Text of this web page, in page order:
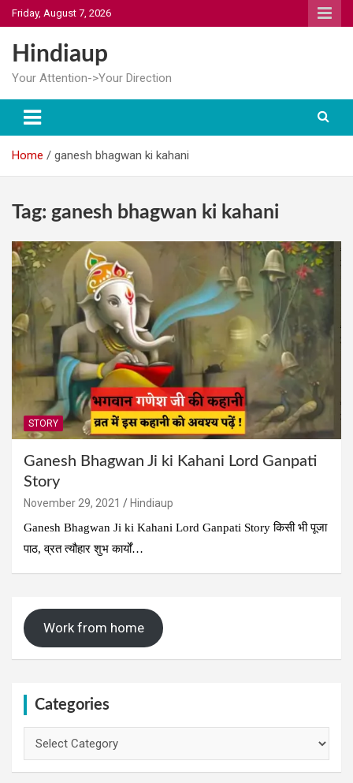
Skip
to
content
Friday, August 7, 2026
Hindiaup
Your Attention->Your Direction
Home ganesh bhagwan ki kahani
Tag: ganesh bhagwan ki kahani
STORY
Ganesh Bhagwan Ji ki Kahani Lord Ganpati
Story
November 29, 2021
Hindiaup
Ganesh Bhagwan Ji ki Kahani Lord Ganpati Story किसी भी पूजा
पाठ, व्रत त्यौहार शुभ कार्यों…
Work from home
Categories